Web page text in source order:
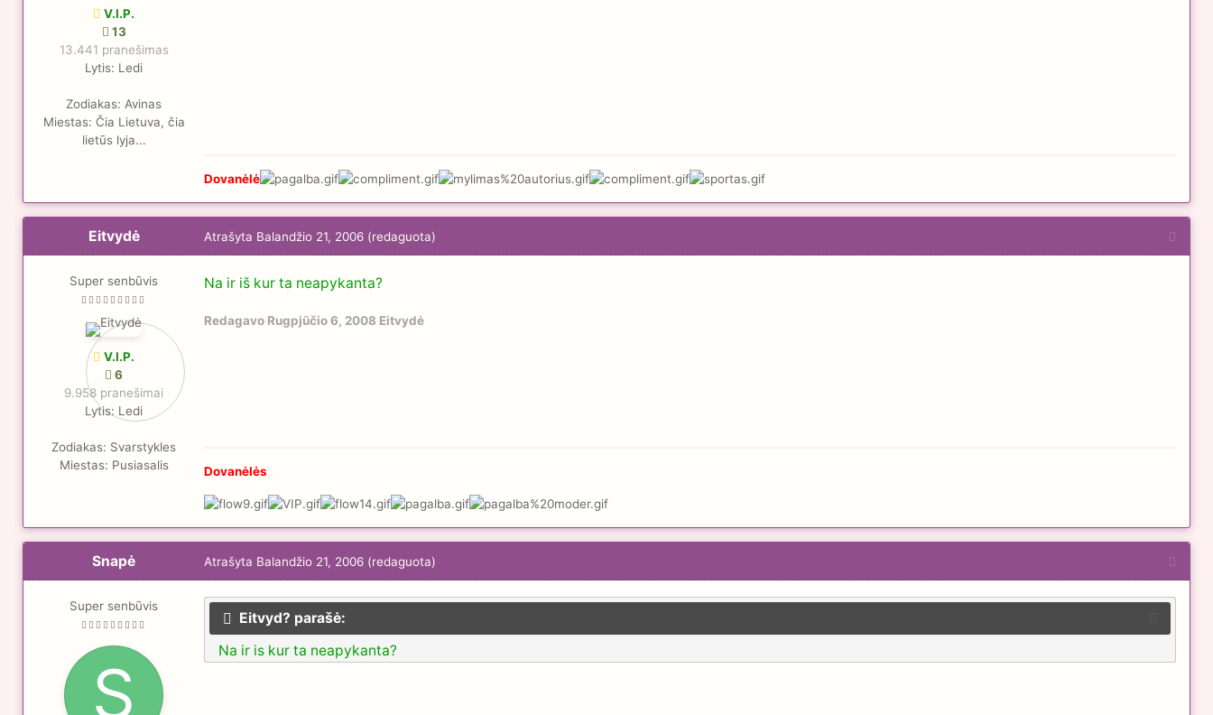
V.I.P.
13
13.441 pranešimas
Lytis: Ledi
Zodiakas: Avinas
Miestas: Čia Lietuva, čia
lietūs lyja...
Dovanėlė
Eitvydė
Super senbūvis
V.I.P.
6
9.958 pranešimai
Lytis: Ledi
Zodiakas: Svarstykles
Miestas: Pusiasalis
Atrašyta Balandžio 21, 2006 (redaguota)
Na ir iš kur ta neapykanta?
Redagavo Rugpjūčio 6, 2008 Eitvydė
Dovanėlės
Snapė
Super senbūvis
Atrašyta Balandžio 21, 2006 (redaguota)
Eitvyd? parašė:
Na ir is kur ta neapykanta?